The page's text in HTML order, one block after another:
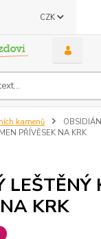
CZK
kamenů
OBSIDIÁN
PŘÍVĚSEK NA KRK
LEŠTĚNÝ
KRK